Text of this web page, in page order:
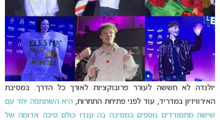
יולנדה לא חששה לעורר פרובוקציות לאורך כל הדרך. במסיבת
האירוויזיון במדריד, עוד לפני פתיחת התחרות, היא השתתפה יחד עם
שישה מתמודדים נוספים במסיבה בה ענדו כולם סיכה אדומה של